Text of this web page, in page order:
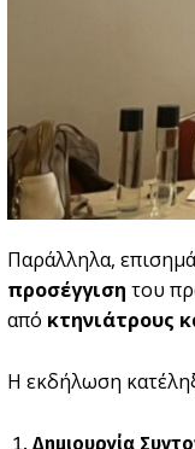
Παράλληλα,
προσέγγιση του
από κτηνιάτρους
Η εκδήλωση
Δημιουργία